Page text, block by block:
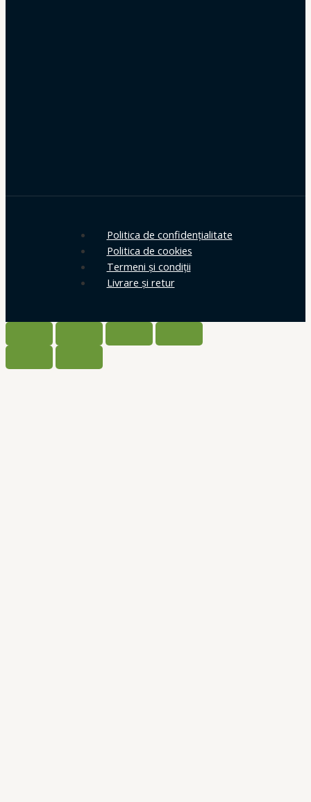
Politica de confidențialitate
Politica de cookies
Termeni și condiții
Livrare și retur